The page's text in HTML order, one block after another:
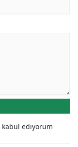
ediyorum